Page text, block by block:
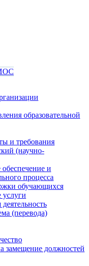
образовательной
и требования
(научно-
и
процесса
обучающихся
услуги
(перевода)
замещение должностей